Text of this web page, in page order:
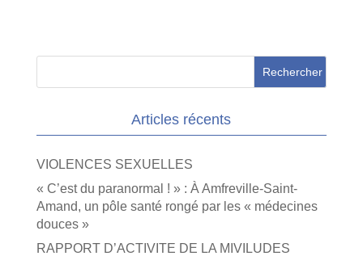
Articles récents
VIOLENCES SEXUELLES
« C’est du paranormal ! » : À Amfreville-Saint-
Amand, un pôle santé rongé par les « médecines
douces »
RAPPORT D’ACTIVITE DE LA MIVILUDES